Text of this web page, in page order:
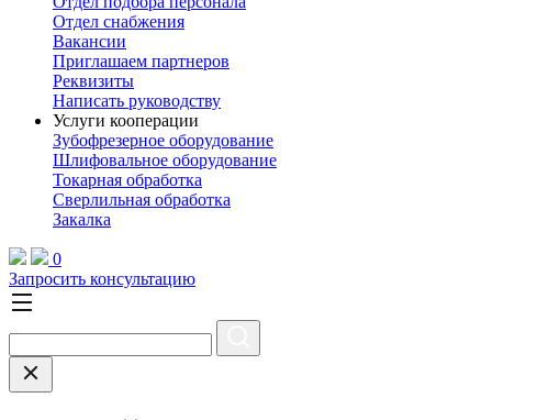
Отдел снабжения
Вакансии
Приглашаем партнеров
Реквизиты
Написать руководству
Услуги кооперации
Зубофрезерное оборудование
Шлифовальное оборудование
Токарная обработка
Cверлильная обработка
Закалка
0
Запросить консультацию